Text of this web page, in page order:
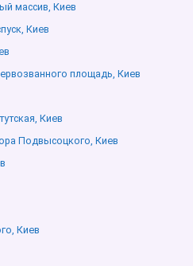
массив, Киев
Киев
площадь, Киев
Киев
Подвысоцкого, Киев
Киев